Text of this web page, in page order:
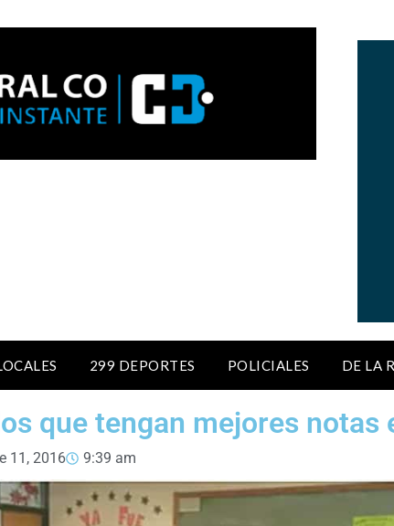
299 DEPORTES POLICIALES DE LA
que tengan mejores notas
11, 2016 9:39 am